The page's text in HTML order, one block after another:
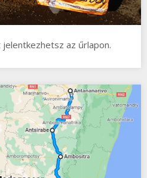
az űrlapon.